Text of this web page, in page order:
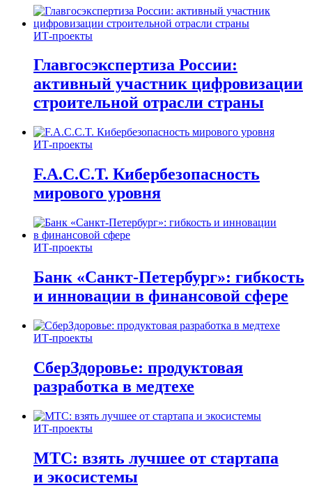
ИТ-проекты
Главгосэкспертиза России:
активный участник цифровизации
строительной отрасли страны
ИТ-проекты
F.A.C.C.T. Кибербезопасность
мирового уровня
ИТ-проекты
Банк «Санкт-Петербург»: гибкость
и инновации в финансовой сфере
ИТ-проекты
СберЗдоровье: продуктовая
разработка в медтехе
ИТ-проекты
МТС: взять лучшее от стартапа
и экосистемы